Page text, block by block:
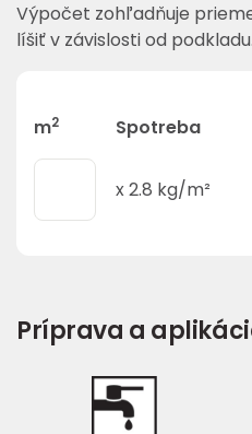
Výpočet zohľadňuje
líšiť v závislosti od podkladu.
m2 Spotreba
x2.8 kg/m²
Príprava a